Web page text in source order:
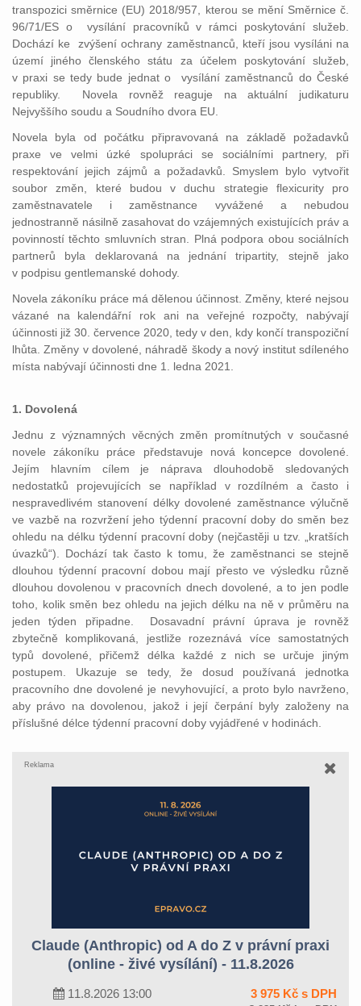
transpozici směrnice (EU) 2018/957, kterou se mění Směrnice č.
96/71/ES o vysílání pracovníků v rámci poskytování služeb.
Dochází ke zvýšení ochrany zaměstnanců, kteří jsou vysíláni na
území jiného členského státu za účelem poskytování služeb,
v praxi se tedy bude jednat o vysílání zaměstnanců do České
republiky. Novela rovněž reaguje na aktuální judikaturu
Nejvyššího soudu a Soudního dvora EU.
Novela byla od počátku připravovaná na základě požadavků
praxe ve velmi úzké spolupráci se sociálními partnery, při
respektování jejich zájmů a požadavků. Smyslem bylo vytvořit
soubor změn, které budou v duchu strategie flexicurity pro
zaměstnavatele i zaměstnance vyvážené a nebudou
jednostranně násilně zasahovat do vzájemných existujících práv a
povinností těchto smluvních stran. Plná podpora obou sociálních
partnerů byla deklarovaná na jednání tripartity, stejně jako
v podpisu gentlemanské dohody.
Novela zákoníku práce má dělenou účinnost. Změny, které nejsou
vázané na kalendářní rok ani na veřejné rozpočty, nabývají
účinnosti již 30. července 2020, tedy v den, kdy končí transpoziční
lhůta. Změny v dovolené, náhradě škody a nový institut sdíleného
místa nabývají účinnosti dne 1. ledna 2021.
1. Dovolená
Jednu z významných věcných změn promítnutých v současné
novele zákoníku práce představuje nová koncepce dovolené.
Jejím hlavním cílem je náprava dlouhodobě sledovaných
nedostatků projevujících se například v rozdílném a často i
nespravedlivém stanovení délky dovolené zaměstnance výlučně
ve vazbě na rozvržení jeho týdenní pracovní doby do směn bez
ohledu na délku týdenní pracovní doby (nejčastěji u tzv. „kratších
úvazků“). Dochází tak často k tomu, že zaměstnanci se stejně
dlouhou týdenní pracovní dobou mají přesto ve výsledku různě
dlouhou dovolenou v pracovních dnech dovolené, a to jen podle
toho, kolik směn bez ohledu na jejich délku na ně v průměru na
jeden týden připadne. Dosavadní právní úprava je rovněž
zbytečně komplikovaná, jestliže rozeznává více samostatných
typů dovolené, přičemž délka každé z nich se určuje jiným
postupem. Ukazuje se tedy, že dosud používaná jednotka
pracovního dne dovolené je nevyhovující, a proto bylo navrženo,
aby právo na dovolenou, jakož i její čerpání byly založeny na
příslušné délce týdenní pracovní doby vyjádřené v hodinách.
Reklama
Claude (Anthropic) od A do Z v právní praxi
(online - živé vysílání) - 11.8.2026
11.8.2026 13:00 3 975 Kč s DPH